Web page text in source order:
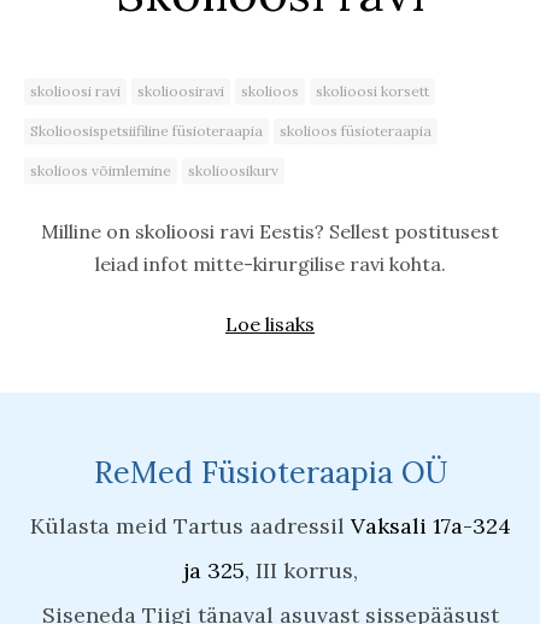
skolioosi ravi skolioosiravi skolioos skolioosi korsett
Skolioosispetsiifiline füsioteraapia skolioos füsioteraapia
skolioos võimlemine skolioosikurv
Milline on skolioosi ravi Eestis? Sellest postitusest
leiad infot mitte-kirurgilise ravi kohta.
Loe lisaks
ReMed Füsioteraapia OÜ
Külasta meid Tartus aadressil Vaksali 17a-324
ja 325, III korrus,
Siseneda Tiigi tänaval asuvast sissepääsust